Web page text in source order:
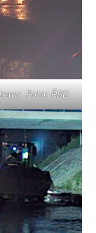
Foto: ŘSD